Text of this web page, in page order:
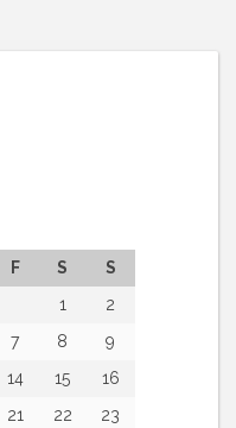
F S
S
1
2
7 8
9
14 15
16
21 22
23